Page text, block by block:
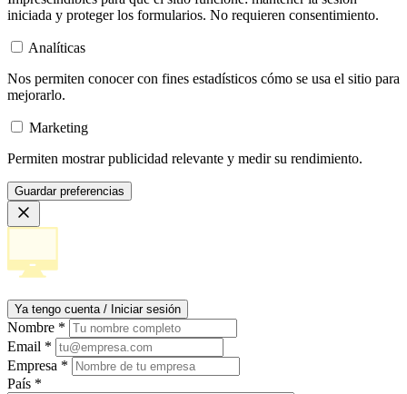
iniciada y proteger los formularios. No requieren consentimiento.
Analíticas
Nos permiten conocer con fines estadísticos cómo se usa el sitio para
mejorarlo.
Marketing
Permiten mostrar publicidad relevante y medir su rendimiento.
Guardar preferencias
Ya tengo cuenta / Iniciar sesión
Nombre *
Email *
Empresa *
País *